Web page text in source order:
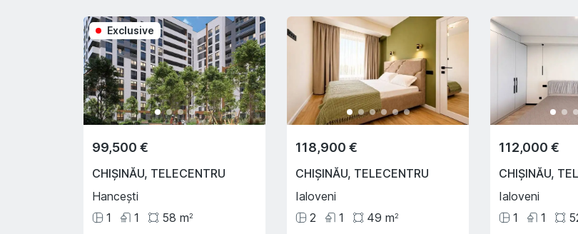
Exclusive
99,500 €
CHIȘINĂU, TELECENTRU
Hancești
1
1 58 m2
118,900 €
CHIȘINĂU, TELECENTRU
Ialoveni
2
1 49 m2
112,000 €
CHIȘINĂU,
Ialoveni
1
1